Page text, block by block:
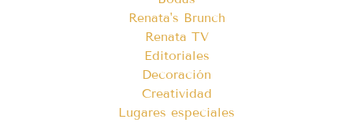
Renata's Brunch
Renata TV
Editoriales
Decoración
Creatividad
Lugares especiales